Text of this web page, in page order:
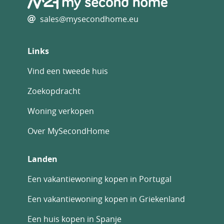
sales@mysecondhome.eu
Links
Vind een tweede huis
Zoekopdracht
Woning verkopen
Over MySecondHome
Landen
Een vakantiewoning kopen in Portugal
Een vakantiewoning kopen in Griekenland
Een huis kopen in Spanje